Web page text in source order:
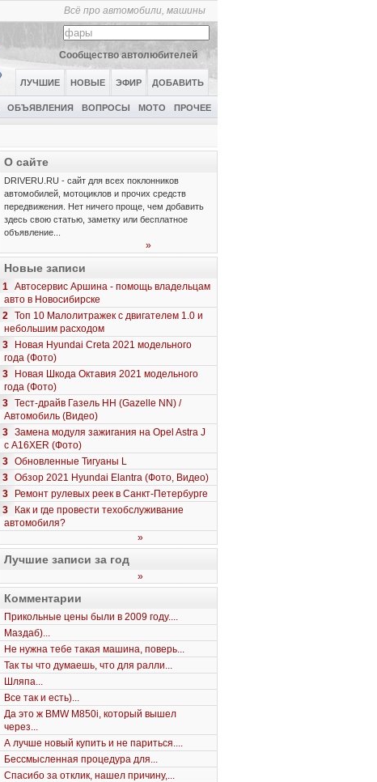
Всё про автомобили, машины
Сообщество автолюбителей
ЛУЧШИЕ НОВЫЕ ЭФИР ДОБАВИТЬ
ОБЪЯВЛЕНИЯ ВОПРОСЫ МОТО ПРОЧЕЕ
О сайте
DRIVERU.RU - сайт для всех поклонников
автомобилей, мотоциклов и прочих средств
передвижения. Нет ничего проще, чем добавить
здесь свою статью, заметку или бесплатное
объявление...
»
Новые записи
1 Автосервис Аршина - помощь владельцам
авто в Новосибирске
2 Топ 10 Малолитражек с двигателем 1.0 и
небольшим расходом
3
Новая Hyundai Creta 2021 модельного
года (Фото)
3
Новая Шкода Октавия 2021 модельного
года (Фото)
3 Тест-драйв Газель НН (Gazelle NN) /
Автомобиль (Видео)
3 Замена модуля зажигания на Opel Astra J
с A16XER (Фото)
3 Обновленные Тигуаны L
3 Обзор 2021 Hyundai Elantra (Фото, Видео)
3
Ремонт рулевых реек в Санкт-Петербурге
3
Как и где провести техобслуживание
автомобиля?
»
Лучшие записи за год
»
Комментарии
Прикольные цены были в 2009 году....
Маздаб)...
Не нужна тебе такая машина, поверь...
Так ты что думаешь, что для ралли...
Шляпа...
Все так и есть)...
Да это ж BMW M850i, который вышел
через...
А лучше новый купить и не париться....
Бессмысленная процедура для...
Спасибо за отклик, нашел причину,...